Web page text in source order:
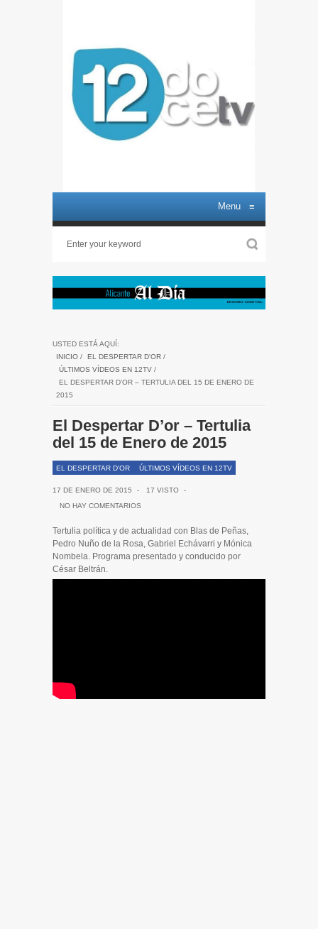
Menu ≡
USTED ESTÁ AQUÍ:
INICIO / EL DESPERTAR D'OR /
ÚLTIMOS VÍDEOS EN 12TV /
EL DESPERTAR D’OR – TERTULIA DEL 15 DE ENERO DE
2015
El Despertar D’or – Tertulia
del 15 de Enero de 2015
EL DESPERTAR D'OR ÚLTIMOS VÍDEOS EN 12TV
17 DE ENERO DE 2015 - 17 VISTO
-
NO HAY COMENTARIOS
Tertulia política y de actualidad con Blas de Peñas,
Pedro Nuño de la Rosa, Gabriel Echávarri y Mónica
Nombela. Programa presentado y conducido por
César Beltrán.